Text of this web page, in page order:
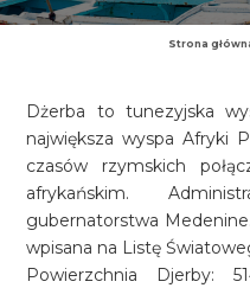
Strona
Dżerba to tunezyjska
największa wyspa Afryki
czasów rzymskich
afrykańskim.
gubernatorstwa
wpisana na Listę
Powierzchnia Djerby: